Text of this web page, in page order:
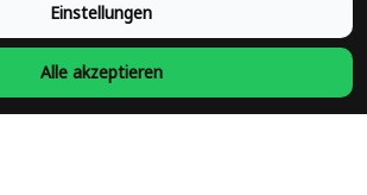
Einstellungen
Alle akzeptieren